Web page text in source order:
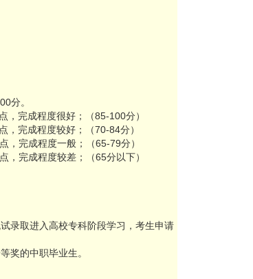
分。
完成程度很好；（85-100分）
完成程度较好；（70-84分）
，完成程度一般；（65-79分）
，完成程度较差；（65分以下）
录取进入高校专科阶段学习，考生申请
奖的中职毕业生。